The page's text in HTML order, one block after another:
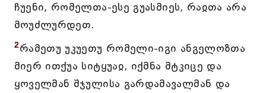
ჩუენი, რომელთა-ესე გუასმიეს, რაჲთა არა
მოუძლურდეთ.
2რამეთუ უკუეთუ რომელი-იგი ანგელოზთა
მიერ ითქუა სიტყუაჲ, იქმნა მტკიცე და
ყოველმან შჯულისა გარდამავალმან და